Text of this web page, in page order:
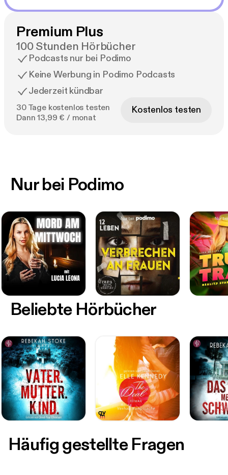
Premium Plus
100 Stunden Hörbücher
Podcasts nur bei Podimo
Keine Werbung in Podimo Podcasts
Jederzeit kündbar
30 Tage kostenlos testen
Dann 13,99 € / monat
Kostenlos testen
Nur bei Podimo
Beliebte Hörbücher
Häufig gestellte Fragen